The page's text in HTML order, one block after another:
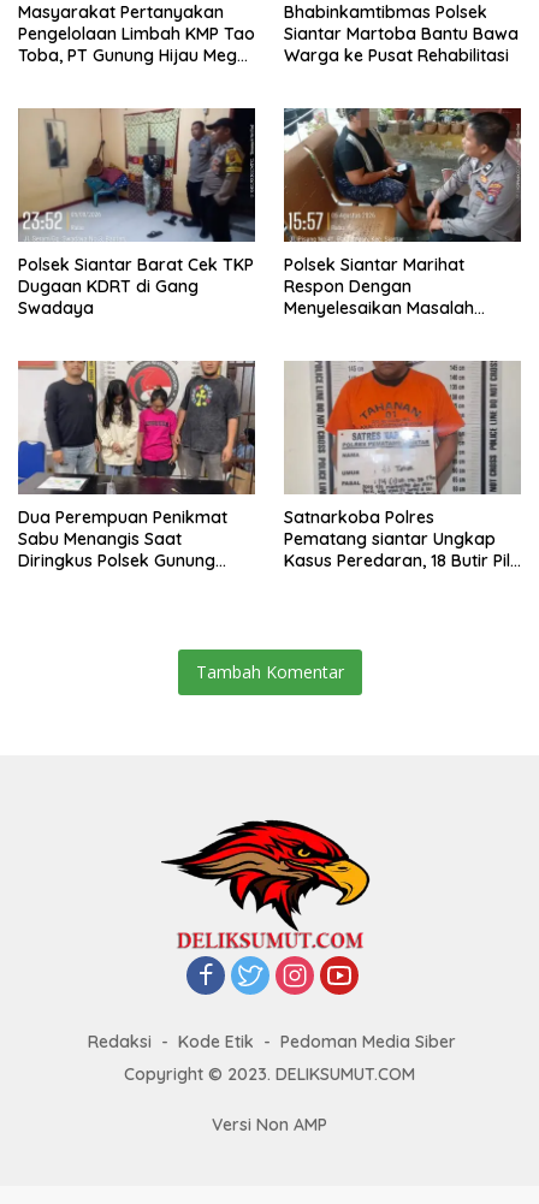
Masyarakat Pertanyakan
Pengelolaan Limbah KMP Tao
Toba, PT Gunung Hijau Mega
Bhabinkamtibmas Polsek
Siantar Martoba Bantu Bawa
Warga ke Pusat Rehabilitasi
Polsek Siantar Barat Cek TKP
Dugaan KDRT di Gang
Swadaya
Polsek Siantar Marihat
Respon Dengan
Menyelesaikan Masalah
Dua Perempuan Penikmat
Sabu Menangis Saat
Diringkus Polsek Gunung
Satnarkoba Polres
Pematang siantar Ungkap
Kasus Peredaran, 18 Butir Pil
Tambah Komentar
Redaksi Kode Etik
Pedoman Media Siber
Copyright © 2023. DELIKSUMUT.COM
Versi Non AMP